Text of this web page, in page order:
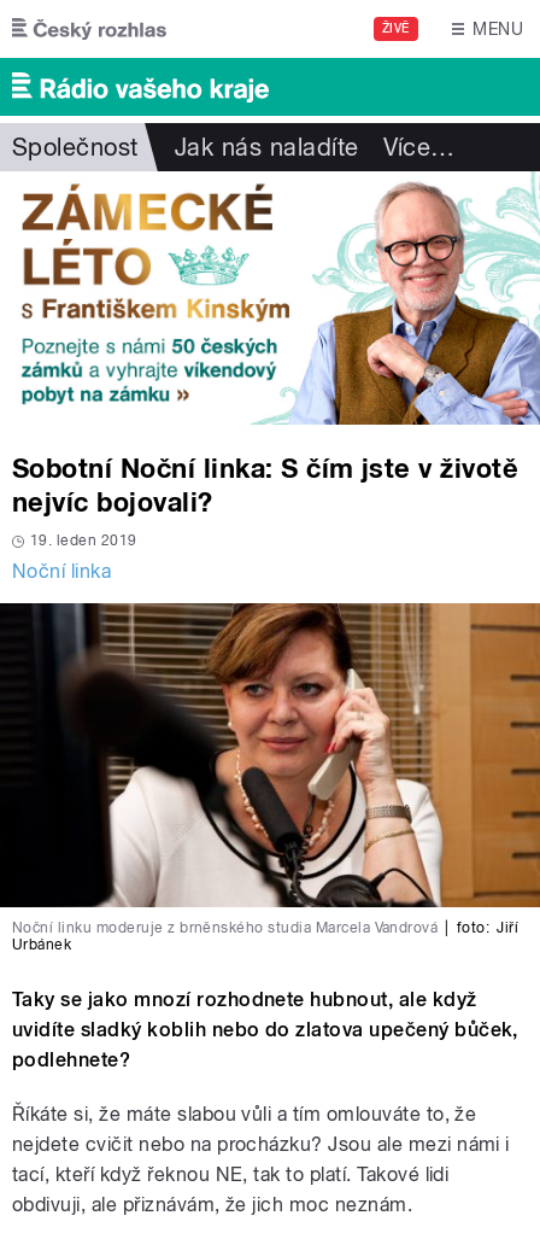
Přejít k hlavnímu obsahu
ŽIVĚ MENU
Společnost Jak nás naladíte Více…
Sobotní Noční linka: S čím jste v životě
nejvíc bojovali?
19. leden 2019
Noční linka
Noční linku moderuje z brněnského studia Marcela Vandrová foto: Jiří
Urbánek
Taky se jako mnozí rozhodnete hubnout, ale když
uvidíte sladký koblih nebo do zlatova upečený bůček,
podlehnete?
Říkáte si, že máte slabou vůli a tím omlouváte to, že
nejdete cvičit nebo na procházku?Jsou ale mezi námi i
tací, kteří když řeknou NE, tak to platí.Takové lidi
obdivuji, ale přiznávám, že jich moc neznám.